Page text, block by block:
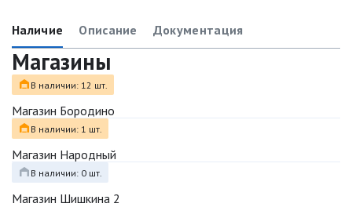
Наличие Описание Документация
Магазины
В наличии: 12 шт.
Магазин Бородино
В наличии: 1 шт.
Магазин Народный
В наличии: 0 шт.
Магазин Шишкина 2